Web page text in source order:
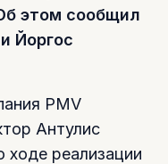
этом сообщил
Йоргос
PMV
Антулис
ходе реализации